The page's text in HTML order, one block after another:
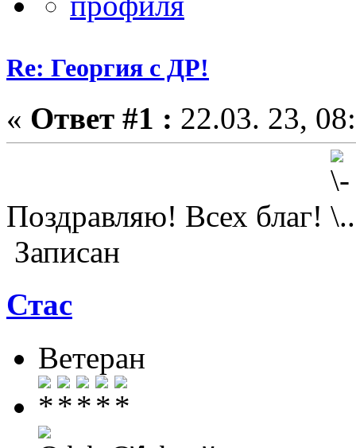
Re: Георгия с ДР!
« Ответ #1 : 22.03. 23,
Поздравляю! Всех благ!
Записан
Стас
Ветеран